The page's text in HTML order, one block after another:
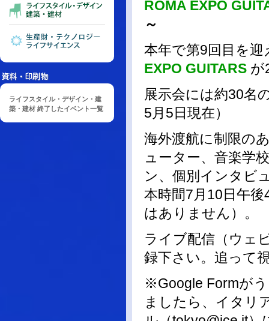
ライフスタイル・デザイン・建
築・建材 終了したイベント一覧
ROMA EXPO
～
本年で第9回目を
EXPO GUITARS が
展示会には約30名
5月5日現在）
海外渡航に制限の
ューター、音楽学
ン、個別インタビ
本時間7月10日午
はありません）。
ライブ配信（ウェ
録下さい。追って
※Google Formが
ましたら、イタリ